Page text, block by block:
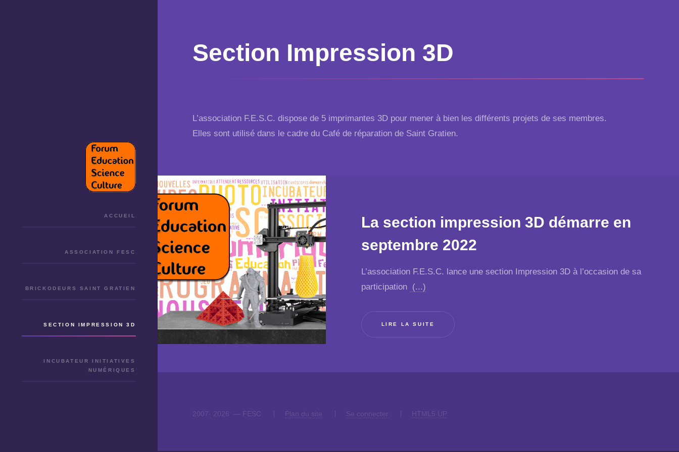
ACCUEIL
ASSOCIATION FESC
BRICKODEURS SAINT GRATIEN
SECTION IMPRESSION 3D
INCUBATEUR INITIATIVES
NUMÉRIQUES
Section Impression 3D
L’association F.E.S.C. dispose de 5 imprimantes 3D pour mener à bien les différents projets de ses membres.
Elles sont utilisé dans le cadre du Café de réparation de Saint Gratien.
La section impression 3D démarre en
septembre 2022
L’association F.E.S.C. lance une section Impression 3D à l’occasion de sa
participation (...)
LIRE LA SUITE
2007- 2026 — FESC Plan du site Se connecter HTML5 UP